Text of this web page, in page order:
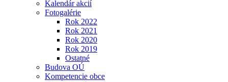
Kalendár akcií
Fotogalérie
Rok 2022
Rok 2021
Rok 2020
Rok 2019
Ostatné
Budova OÚ
Kompetencie obce